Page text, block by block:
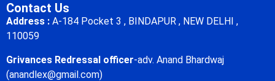
Contact Us
Address : A-184 Pocket 3 , BINDAPUR , NEW DELHI ,
110059
Grivances Redressal officer-adv. Anand Bhardwaj
(anandlex@gmail.com)